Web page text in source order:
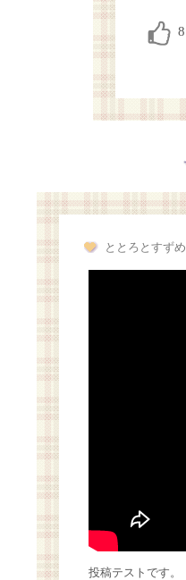
ととろとすずめ
投稿テストです。